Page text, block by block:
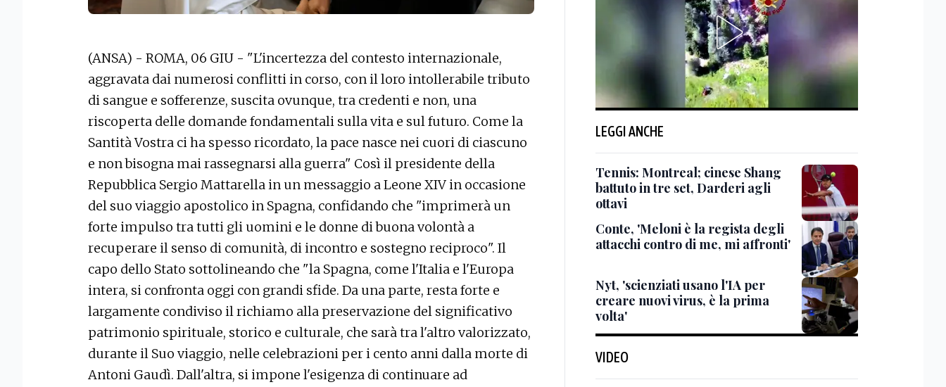
(ANSA) - ROMA, 06 GIU - "L'incertezza del contesto internazionale,
aggravata dai numerosi conflitti in corso, con il loro intollerabile tributo
di sangue e sofferenze, suscita ovunque, tra credenti e non, una
riscoperta delle domande fondamentali sulla vita e sul futuro. Come la
Santità Vostra ci ha spesso ricordato, la pace nasce nei cuori di ciascuno
e non bisogna mai rassegnarsi alla guerra" Così il presidente della
Repubblica Sergio Mattarella in un messaggio a Leone XIV in occasione
del suo viaggio apostolico in Spagna, confidando che "imprimerà un
forte impulso tra tutti gli uomini e le donne di buona volontà a
recuperare il senso di comunità, di incontro e sostegno reciproco". Il
capo dello Stato sottolineando che "la Spagna, come l'Italia e l'Europa
intera, si confronta oggi con grandi sfide. Da una parte, resta forte e
largamente condiviso il richiamo alla preservazione del significativo
patrimonio spirituale, storico e culturale, che sarà tra l'altro valorizzato,
durante il Suo viaggio, nelle celebrazioni per i cento anni dalla morte di
Antoni Gaudì. Dall'altra, si impone l'esigenza di continuare ad
LEGGI ANCHE
Tennis: Montreal; cinese Shang
battuto in tre set, Darderi agli
ottavi
Conte, 'Meloni è la regista degli
attacchi contro di me, mi affronti'
Nyt, 'scienziati usano l'IA per
creare nuovi virus, è la prima
volta'
VIDEO